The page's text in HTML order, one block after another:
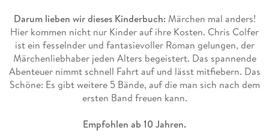
Darum lieben wir dieses Kinderbuch:Märchen mal anders!
Hier kommen nicht nur Kinder auf ihre Kosten. Chris Colfer
ist ein fesselnder und fantasievoller Roman gelungen, der
Märchenliebhaber jeden Alters begeistert. Das spannende
Abenteuer nimmt schnell Fahrt auf und lässt mitfiebern. Das
Schöne: Es gibt weitere 5 Bände, auf die man sich nach dem
ersten Band freuen kann.
Empfohlen ab 10 Jahren.